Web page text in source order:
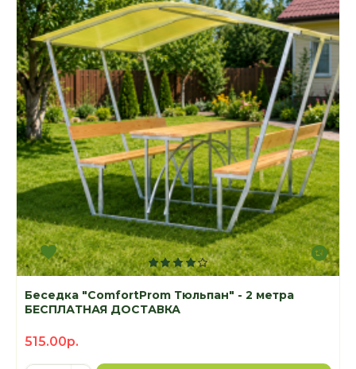
Беседка "ComfortProm Тюльпан" - 2 метра
БЕСПЛАТНАЯ ДОСТАВКА
515.00р.